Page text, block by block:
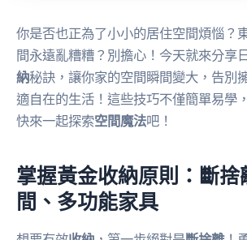
你是否也正為了小小的居住空間煩惱？
間永遠亂糟糟？別擔心！今天就來分享
納秘訣，讓你家的空間瞬間變大，告別
適自在的生活！這些技巧不僅簡單易學
快來一起探索空間魔法吧！
掌握黃金收納原則：斷捨
間、多功能家具